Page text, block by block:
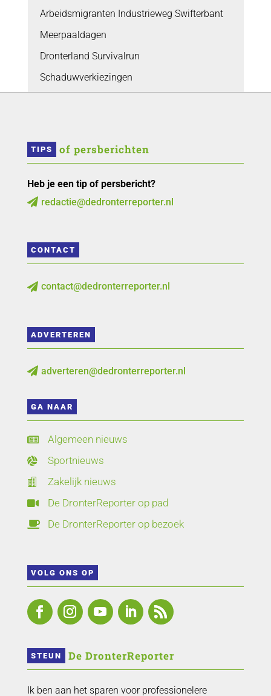
Arbeidsmigranten Industrieweg Swifterbant
Meerpaaldagen
Dronterland Survivalrun
Schaduwverkiezingen
TIPS of persberichten
Heb je een tip of persbericht?
 redactie@dedronterreporter.nl
CONTACT
 contact@dedronterreporter.nl
ADVERTEREN
 adverteren@dedronterreporter.nl
GA NAAR
 Algemeen nieuws
 Sportnieuws
 Zakelijk nieuws
 De DronterReporter op pad
 De DronterReporter op bezoek
VOLG ONS OP
STEUN De DronterReporter
Ik ben aan het sparen voor professionelere